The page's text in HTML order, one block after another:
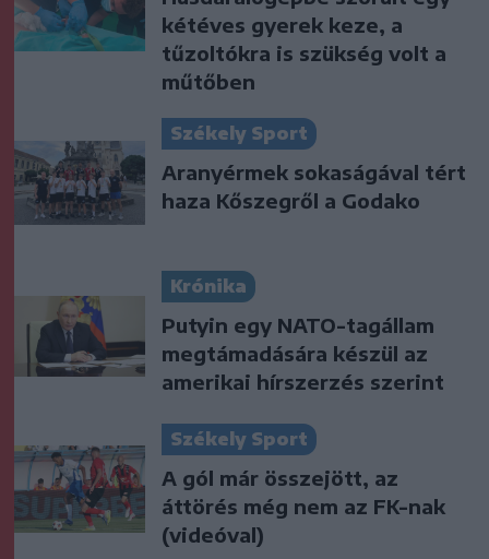
kétéves gyerek keze, a
tűzoltókra is szükség volt a
műtőben
Székely Sport
Aranyérmek sokaságával tért
haza Kőszegről a Godako
Krónika
Putyin egy NATO-tagállam
megtámadására készül az
amerikai hírszerzés szerint
Székely Sport
A gól már összejött, az
áttörés még nem az FK-nak
(videóval)